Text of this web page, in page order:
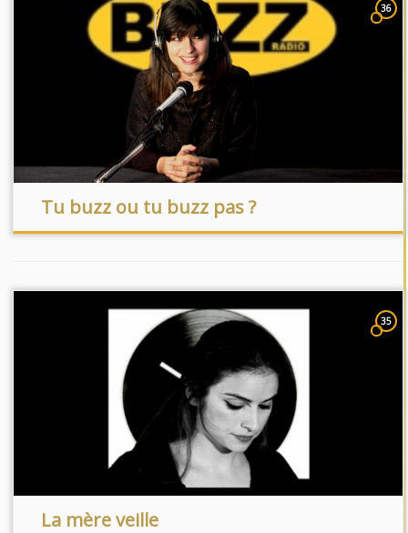
36
Tu buzz ou tu buzz pas ?
35
La mère veille